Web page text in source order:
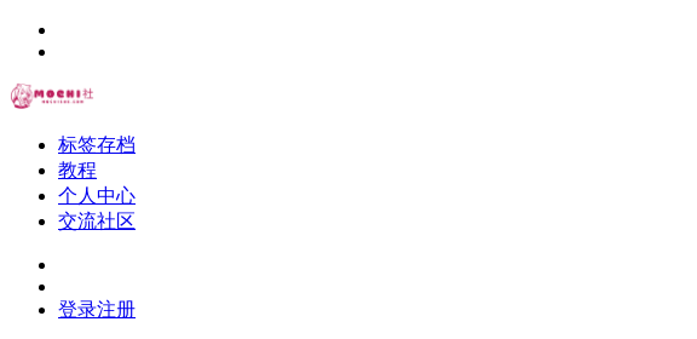
标签存档
教程
个人中心
交流社区
登录注册